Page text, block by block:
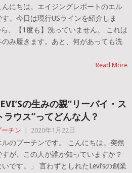
んにちは。エイジングレポートのエル
す。今日は現行USラインを紹介しま
、【1度も】洗っていません。 これは
み履きます。あと、何があっても洗
Read More
の生みの親”リーバイ・ス
ラウス”ってどんな人？
ーチン 2020年1月22日
ルのプーチンです。 こんにちは。突然
すが、この人が誰か知っていますか？
です。」 言わずとしれたLevi’sの創業